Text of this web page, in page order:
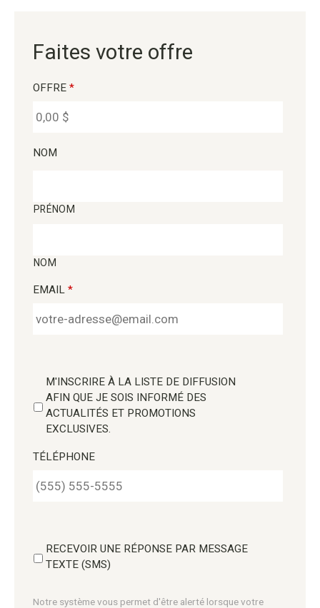
Faites votre offre
OFFRE *
NOM
PRÉNOM
NOM
EMAIL *
M'INSCRIRE À LA LISTE DE DIFFUSION
AFIN QUE JE SOIS INFORMÉ DES
ACTUALITÉS ET PROMOTIONS
EXCLUSIVES.
TÉLÉPHONE
RECEVOIR UNE RÉPONSE PAR MESSAGE
TEXTE (SMS)
Notre système vous permet d'être alerté lorsque votre